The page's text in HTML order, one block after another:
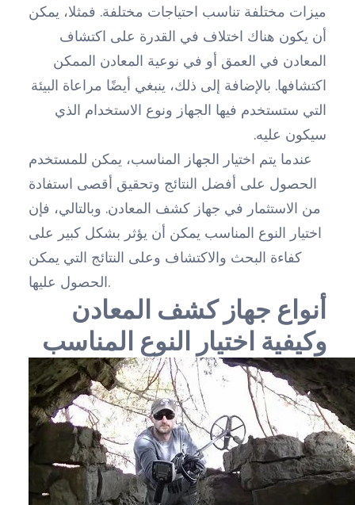
ميزات مختلفة تناسب احتياجات مختلفة. فمثلا، يمكن
أن يكون هناك اختلاف في القدرة على اكتشاف
المعادن في العمق أو في نوعية المعادن الممكن
اكتشافها. بالإضافة إلى ذلك، ينبغي أيضًا مراعاة البيئة
التي ستستخدم فيها الجهاز ونوع الاستخدام الذي
سيكون عليه.
عندما يتم اختيار الجهاز المناسب، يمكن للمستخدم
الحصول على أفضل النتائج وتحقيق أقصى استفادة
من الاستثمار في جهاز كشف المعادن. وبالتالي، فإن
اختيار النوع المناسب يمكن أن يؤثر بشكل كبير على
كفاءة البحث والاكتشاف وعلى النتائج التي يمكن
الحصول عليها.
أنواع جهاز كشف المعادن
وكيفية اختيار النوع المناسب